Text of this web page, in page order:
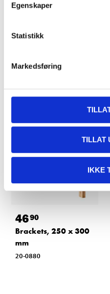
Egenskaper
Statistikk
Markedsføring
TILLAT
IKKE
Other
4690
Brackets, 250 x 300
mm
20-0880